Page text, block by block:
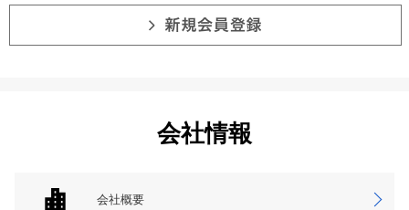
会社情報
会社概要